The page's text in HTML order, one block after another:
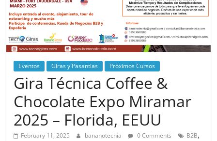
Eventos Giras y Pasantías Próximos Cursos
Gira Técnica Coffee &
Chocolate Expo Miramar
2025 – Florida, EEUU
February 11, 2025 bananotecnia 0 Comments B2B,